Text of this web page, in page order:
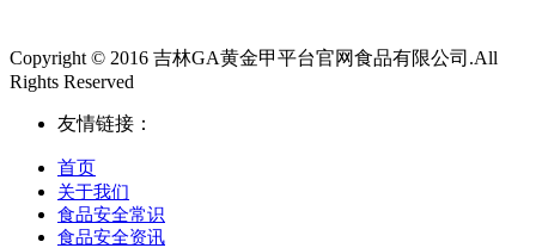
Copyright © 2016 吉林GA黄金甲平台官网食品有限公司.All
Rights Reserved
友情链接：
首页
关于我们
食品安全常识
食品安全资讯